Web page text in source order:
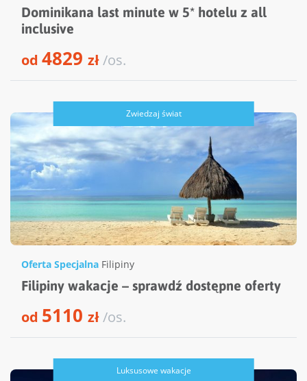
Dominikana last minute w 5* hotelu z all
inclusive
od 4829 zł/os.
Zwiedzaj świat
Oferta Specjalna Filipiny
Filipiny wakacje – sprawdź dostępne oferty
od 5110 zł/os.
Luksusowe wakacje